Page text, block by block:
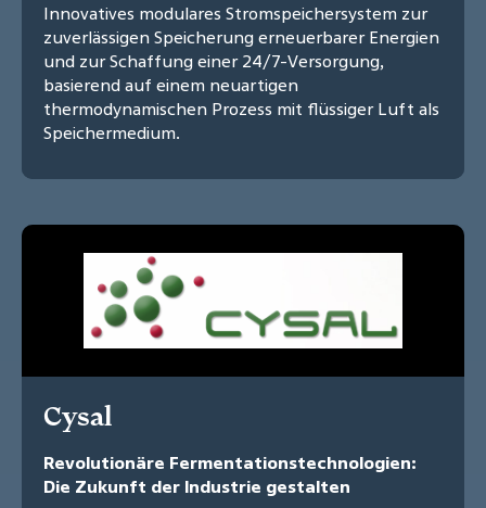
Innovatives modulares Stromspeichersystem zur
zuverlässigen Speicherung erneuerbarer Energien
und zur Schaffung einer 24/7-Versorgung,
basierend auf einem neuartigen
thermodynamischen Prozess mit flüssiger Luft als
Speichermedium.
Cysal
Revolutionäre Fermentationstechnologien:
Die Zukunft der Industrie gestalten